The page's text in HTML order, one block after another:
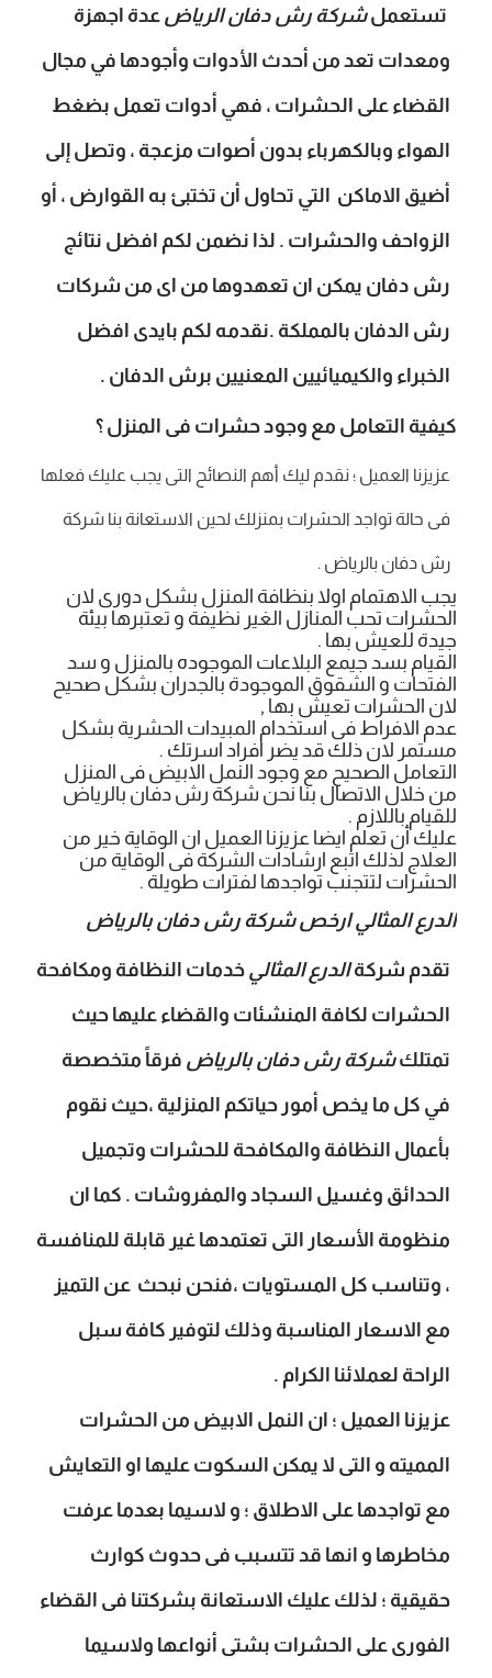
تستعملشركة رش دفان الرياض عدة اجهزة
ومعدات تعد من أحدث الأدوات وأجودها في مجال
القضاء على الحشرات ، فهي أدوات تعمل بضغط
الهواء وبالكهرباء بدون أصوات مزعجة ، وتصل إلى
أضيق الاماكن التي تحاول أن تختبئ به القوارض ، أو
الزواحف والحشرات . لذا نضمن لكم افضل نتائج
رش دفان يمكن ان تعهدوها من اى من شركات
رش الدفان بالمملكة .نقدمه لكم بايدى افضل
الخبراء والكيميائيين المعنيين برش الدفان .
كيفية التعامل مع وجود حشرات فى المنزل ؟
عزيزنا العميل ؛ نقدم ليك أهم النصائح التى يجب عليك فعلها
فى حالة تواجد الحشرات بمنزلك لحين الاستعانة بنا شركة
رش دفان بالرياض .
يجب الاهتمام اولا بنظافة المنزل بشكل دورى لان
الحشرات تحب المنازل الغير نظيفة و تعتبرها بيئة
جيدة للعيش بها .
القيام بسد جيمع البلاعات الموجوده بالمنزل و سد
الفتحات و الشقوق الموجودة بالجدران بشكل صحيح
لان الحشرات تعيش بها ,
عدم الافراط فى استخدام المبيدات الحشرية بشكل
مستمر لان ذلك قد يضر افراد اسرتك .
التعامل الصحيح مع وجود النمل الابيض فى المنزل
من خلال الاتصال بنا نحن شركة رش دفان بالرياض
للقيام باللازم .
عليك أن تعلم ايضا عزيزنا العميل ان الوقاية خير من
العلاج لذلك اتبع ارشادات الشركة فى الوقاية من
الحشرات لتتجنب تواجدها لفترات طويلة .
الدرع المثالي ارخص شركة رش دفان بالرياض
تقدم شركةالدرع المثالي خدمات النظافة ومكافحة
الحشرات لكافة المنشئات والقضاء عليها حيث
تمتلكشركة رش دفان بالرياض فرقاً متخصصة
في كل ما يخص أمور حياتكم المنزلية ،حيث نقوم
بأعمال النظافة والمكافحة للحشرات وتجميل
الحدائق وغسيل السجاد والمفروشات . كما ان
منظومة الأسعار التى تعتمدها غير قابلة للمنافسة
، وتناسب كل المستويات ،فنحن نبحث عن التميز
مع الاسعار المناسبة وذلك لتوفير كافة سبل
الراحة لعملائنا الكرام .
عزيزنا العميل ؛ ان النمل الابيض من الحشرات
المميته و التى لا يمكن السكوت عليها او التعايش
مع تواجدها على الاطلاق ؛ و لاسيما بعدما عرفت
مخاطرها و انها قد تتسبب فى حدوث كوارث
حقيقية ؛ لذلك عليك الاستعانة بشركتنا فى القضاء
الفورى على الحشرات بشتى أنواعها ولاسيما